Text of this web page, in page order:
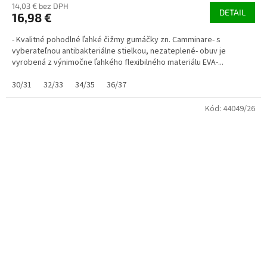
14,03 € bez DPH
16,98 € DETAIL
- Kvalitné pohodlné ľahké čižmy gumáčky zn. Camminare- s
vyberateľnou antibakteriálne stielkou, nezateplené- obuv je
vyrobená z výnimočne ľahkého flexibilného materiálu EVA-...
30/31
32/33 34/35 36/37
Kód: 44049/26